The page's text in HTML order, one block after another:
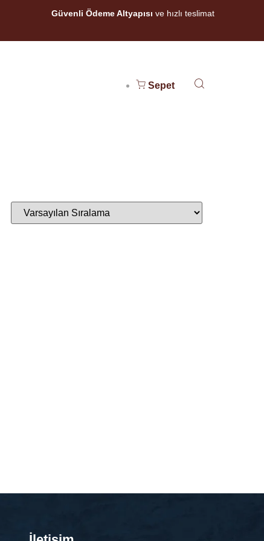
Güvenli Ödeme Altyapısı ve hızlı teslimat
Sepet